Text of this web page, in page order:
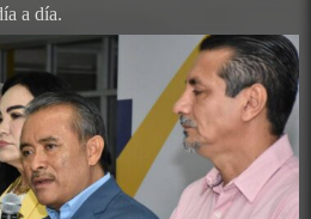
a día.